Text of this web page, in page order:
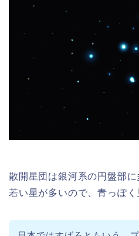
散開星団は銀河系の円盤部に
若い星が多いので、青っぽく